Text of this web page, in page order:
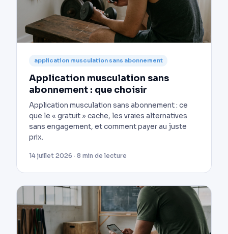
application musculation sans abonnement
Application musculation sans
abonnement : que choisir
Application musculation sans abonnement : ce
que le « gratuit » cache, les vraies alternatives
sans engagement, et comment payer au juste
prix.
14 juillet 2026 · 8 min de lecture